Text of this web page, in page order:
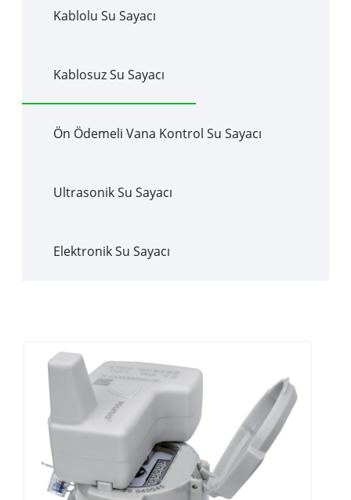
Kablolu Su Sayacı
Kablosuz Su Sayacı
Ön Ödemeli Vana Kontrol Su Sayacı
Ultrasonik Su Sayacı
Elektronik Su Sayacı